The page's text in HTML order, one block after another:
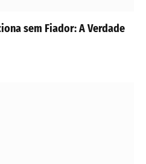
sem Fiador: A Verdade